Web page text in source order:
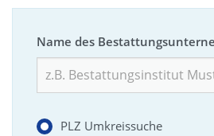
Name des
PLZ Umkreissuche